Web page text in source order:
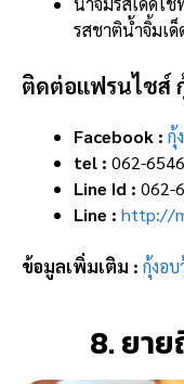
รสชาติน้ำจิ้มเ
ติดต่อแฟรนไชส์
Facebook : กุ้
tel : 062-
Line Id : 062-
Line : http://
ข้อมูลเพิ่มเติม : กุ้งอ
8. ยา